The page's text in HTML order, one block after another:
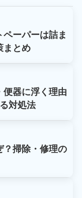
ペーパーは詰ま
まとめ
便器に浮く理由
対処法
？掃除・修理の